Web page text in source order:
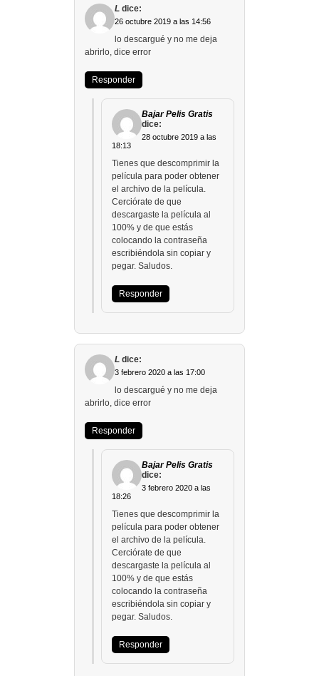
L dice:
26 octubre 2019 a las 14:56
lo descargué y no me deja
abrirlo, dice error
Responder
Bajar Pelis Gratis
dice:
28 octubre 2019 a las
18:13
Tienes que descomprimir la
película para poder obtener
el archivo de la película.
Cerciórate de que
descargaste la película al
100% y de que estás
colocando la contraseña
escribiéndola sin copiar y
pegar. Saludos.
Responder
L dice:
3 febrero 2020 a las 17:00
lo descargué y no me deja
abrirlo, dice error
Responder
Bajar Pelis Gratis
dice:
3 febrero 2020 a las
18:26
Tienes que descomprimir la
película para poder obtener
el archivo de la película.
Cerciórate de que
descargaste la película al
100% y de que estás
colocando la contraseña
escribiéndola sin copiar y
pegar. Saludos.
Responder